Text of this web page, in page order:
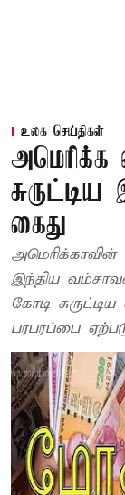
உலக செய்திகள்
அமெரிக்க
கைது
அமெரிக்காவின்
இந்திய
கோடி
பரபரப்பை